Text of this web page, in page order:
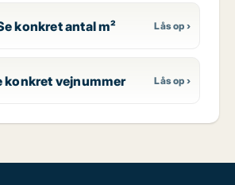
konkret antal m²
konkret vejnummer